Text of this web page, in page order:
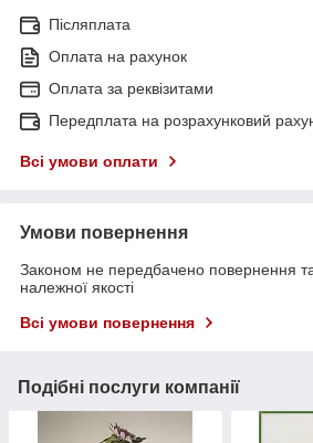
Післяплата
Оплата на рахунок
Оплата за реквізитами
Передплата на розрахунковий
Всі умови оплати
Умови повернення
Законом не передбачено повернення
належної якості
Всі умови повернення
Подібні послуги компанії